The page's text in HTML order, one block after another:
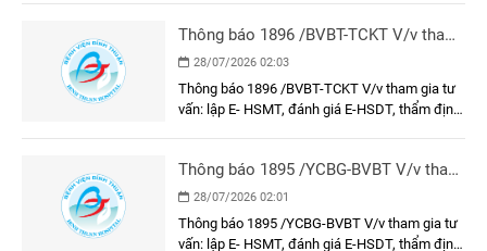
Thông báo 1896 /BVBT-TCKT V/v tham
gia tư vấn: lập E- HSMT, đánh giá E-
HSDT, thẩm định E-HSMT và kết quả
lựa chọn nhà thầu gói thầu: Vận hành
28/07/2026 02:03
Thông báo 1896 /BVBT-TCKT V/v tham gia tư
vấn: lập E- HSMT, đánh giá E-HSDT, thẩm định
môi trường
Thông báo 1895 /YCBG-BVBT V/v tham
gia tư vấn: lập E- HSMT, đánh giá E-
HSDT, thẩm định E-HSMT và kết quả
lựa chọn nhà thầu gói thầu: Dụng cụ, y
28/07/2026 02:01
Thông báo 1895 /YCBG-BVBT V/v tham gia tư
vấn: lập E- HSMT, đánh giá E-HSDT, thẩm định